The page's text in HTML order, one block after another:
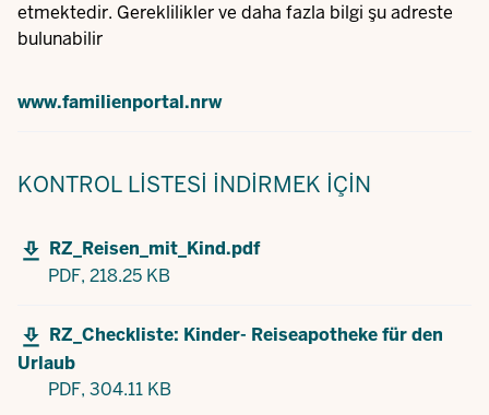
etmektedir. Gereklilikler ve daha fazla bilgi şu adreste
bulunabilir
www.familienportal.nrw
KONTROL LISTESI İNDIRMEK IÇIN
RZ_Reisen_mit_Kind.pdf
PDF, 218.25 KB
RZ_Checkliste: Kinder- Reiseapotheke für den
Urlaub
PDF, 304.11 KB